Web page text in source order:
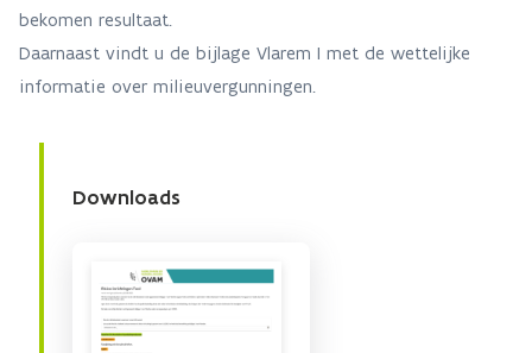
bekomen resultaat.
Daarnaast vindt u de bijlage Vlarem I met de wettelijke
informatie over milieuvergunningen.
Downloads